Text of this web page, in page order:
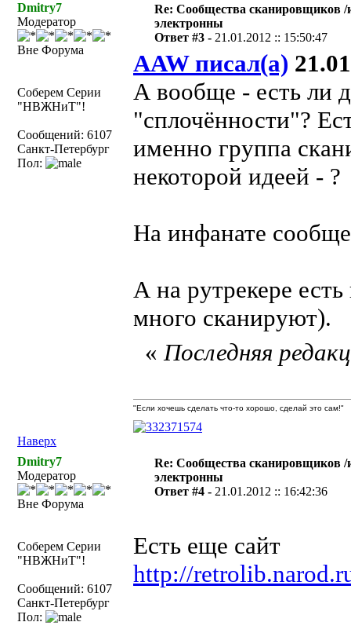
Dmitry7
Модератор
Вне Форума
Соберем Серии
"НВЖНиТ"!
Сообщений: 6107
Санкт-Петербург
Пол:
Re: Сообщества сканировщиков /
электронны
Ответ #3 - 21.01.2012 :: 15:50:47
AAW писал(а)
А вообще - есть ли
"сплочённости"?
именно группа
некоторой идеей - ?
На инфанате
А на рутрекере
много сканируют).
Наверх
«Последняя
"Если хочешь сделать что-то хорошо, сделай это сам!"
Dmitry7
Модератор
Вне Форума
Соберем Серии
"НВЖНиТ"!
Сообщений: 6107
Санкт-Петербург
Пол:
Re: Сообщества сканировщиков /
электронны
Ответ #4 - 21.01.2012 :: 16:42:36
Есть еще сайт
http://